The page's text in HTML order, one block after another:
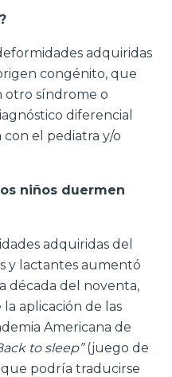
adquiridas
congénito, que
otro síndrome o
diferencial
el pediatra y/o
niños duermen
adquiridas del
y lactantes aumentó
década del noventa,
aplicación de las
Americana de
to sleep”(juego de
podría traducirse